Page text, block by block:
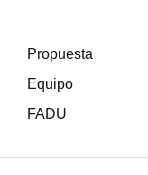
Propuesta
Equipo
FADU